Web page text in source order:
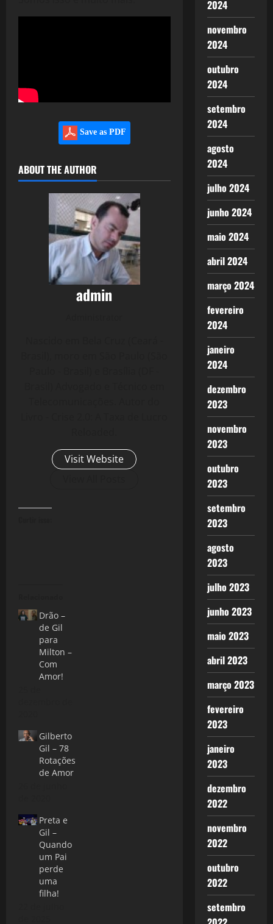
Save as PDF
ABOUT THE AUTHOR
admin
Visit Website
Drão –
de Gil
para
Milton –
Com
Amor!
Gilberto
Gil – 78
Rotações
de Amor
Preta e
Gil –
Quando
um Pai
perde
uma
filha!
2024
novembro
2024
outubro
2024
setembro
2024
agosto
2024
julho 2024
junho 2024
maio 2024
abril 2024
março 2024
fevereiro
2024
janeiro
2024
dezembro
2023
novembro
2023
outubro
2023
setembro
2023
agosto
2023
julho 2023
junho 2023
maio 2023
abril 2023
março 2023
fevereiro
2023
janeiro
2023
dezembro
2022
novembro
2022
outubro
2022
setembro